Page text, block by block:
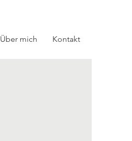
Über mich Kontakt